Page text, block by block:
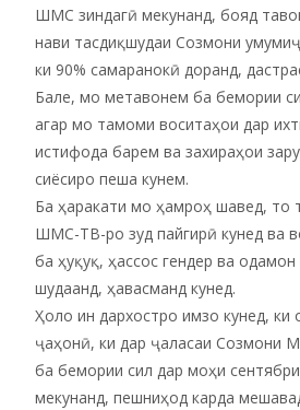
ШМС зиндагӣ мекунанд, бояд
нави тасдиқшудаи Созмони
ки 90% самаранокӣ доранд,
Бале, мо метавонем ба бемории
агар мо тамоми воситаҳои дар
истифода барем ва захираҳои
сиёсиро пеша кунем.
Ба ҳаракати мо ҳамроҳ шавед, то
ШМС-TB-ро зуд пайгирӣ кунед ва
ба ҳуқуқ, ҳассос гендер ва одамон
шудаанд, ҳавасманд кунед.
Ҳоло ин дархостро имзо кунед, ки
ҷаҳонӣ, ки дар ҷаласаи Созмони
ба бемории сил дар моҳи
мекунанд, пешниҳод карда